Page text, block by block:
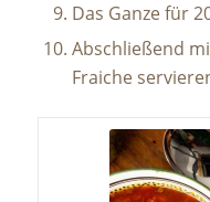
Das Ganze für
Abschließend
Fraiche